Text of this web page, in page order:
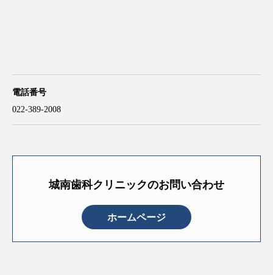
電話番号
022-389-2008
城南歯科クリニックのお問い合わせ
ホームページ